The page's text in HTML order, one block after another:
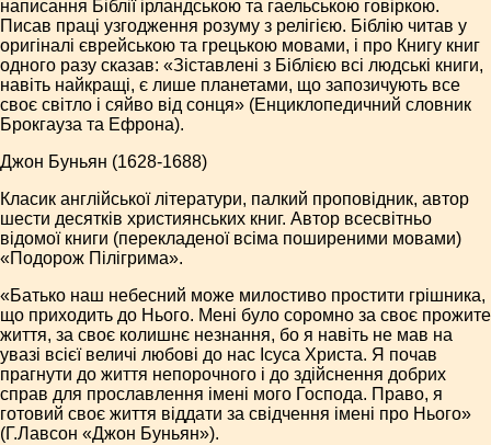
написання Біблії ірландською та гаельською говіркою.
Писав праці узгодження розуму з релігією. Біблію читав у
оригіналі єврейською та грецькою мовами, і про Книгу книг
одного разу сказав: «Зіставлені з Біблією всі людські книги,
навіть найкращі, є лише планетами, що запозичують все
своє світло і сяйво від сонця» (Енциклопедичний словник
Брокгауза та Ефрона).
Джон Буньян (1628-1688)
Класик англійської літератури, палкий проповідник, автор
шести десятків християнських книг. Автор всесвітньо
відомої книги (перекладеної всіма поширеними мовами)
«Подорож Пілігрима».
«Батько наш небесний може милостиво простити грішника,
що приходить до Нього. Мені було соромно за своє прожите
життя, за своє колишнє незнання, бо я навіть не мав на
увазі всієї величі любові до нас Ісуса Христа. Я почав
прагнути до життя непорочного і до здійснення добрих
справ для прославлення імені мого Господа. Право, я
готовий своє життя віддати за свідчення імені про Нього»
(Г.Лавсон «Джон Буньян»).